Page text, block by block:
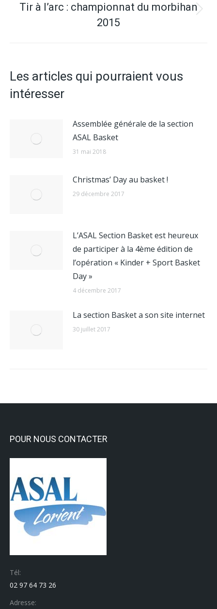
suivant
Tir à l’arc : championnat du morbihan
2015
Les articles qui pourraient vous
intéresser
Assemblée générale de la section
ASAL Basket
31 mai 2018
Christmas’ Day au basket !
29 décembre 2017
L’ASAL Section Basket est heureux
de participer à la 4ème édition de
l’opération « Kinder + Sport Basket
Day »
4 décembre 2017
La section Basket a son site internet
30 juillet 2017
POUR NOUS CONTACTER
Tél:
02 97 64 73 26
Adresse: